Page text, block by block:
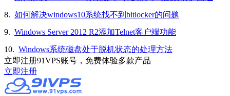
8. 如何解决windows10系统找不到bitlocker的问题
9. Windows Server 2012 R2添加Telnet客户端功能
10. Windows系统磁盘处于脱机状态的处理方法
立即注册91VPS账号，免费体验多款产品
立即注册